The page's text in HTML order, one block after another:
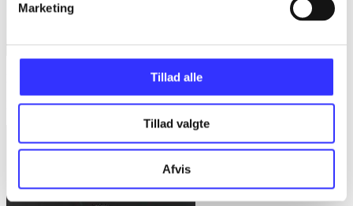
Marketing
Tillad alle
Tillad valgte
Afvis
Rationalitet og magt. Bd. 1 : Det konkretes videnskab
Bent Flyvbjerg